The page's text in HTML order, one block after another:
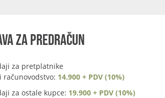
ZA PREDRAČUN
za pretplatnike
računovodstvo: 14.900 + PDV (10%)
za ostale kupce: 19.900 + PDV (10%)